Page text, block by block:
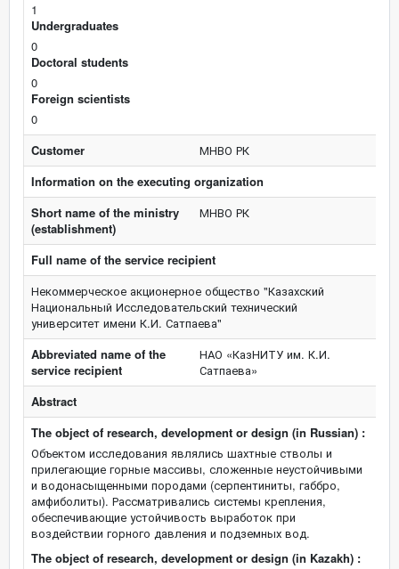
1
Undergraduates
0
Doctoral students
0
Foreign scientists
0
Customer
МНВО РК
Information on the executing organization
Short name of the ministry
(establishment)
МНВО РК
Full name of the service recipient
Некоммерческое акционерное общество "Казахский
Национальный Исследовательский технический
университет имени К.И. Сатпаева"
Abbreviated name of the
service recipient
НАО «КазНИТУ им. К.И.
Сатпаева»
Abstract
The object of research, development or design (in Russian) :
Объектом исследования являлись шахтные стволы и
прилегающие горные массивы, сложенные неустойчивыми
и водонасыщенными породами (серпентиниты, габбро,
амфиболиты). Рассматривались системы крепления,
обеспечивающие устойчивость выработок при
воздействии горного давления и подземных вод.
The object of research, development or design (in Kazakh) :